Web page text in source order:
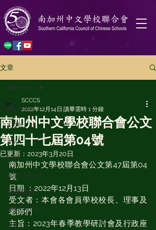
文章
All Posts
45th
46th
47th
47th Album
師資培訓
48th Album
48th
All Posts
南加州中文學校聯合會公文
第四十七屆第04號
SCCCS
2022年12月14日 讀畢需時 1 分鐘
已更新： 2023年3月20日
南加州中文學校聯合會公文第47屆第04
號
日期 ：2022年12月13日
受文者：本會各會員學校校長、理事及
老師們
主旨：2023年春季教學研討會及行政座